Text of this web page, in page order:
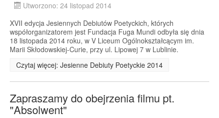
Utworzono: 24 listopad 2014
XVII edycja Jesiennych Debiutów Poetyckich, których
współorganizatorem jest Fundacja Fuga Mundi odbyła się dnia
18 listopada 2014 roku, w V Liceum Ogólnokształcącym im.
Marii Skłodowskiej-Curie, przy ul. Lipowej 7 w Lublinie.
Czytaj więcej: Jesienne Debiuty Poetyckie 2014
Zapraszamy do obejrzenia filmu pt.
"Absolwent"